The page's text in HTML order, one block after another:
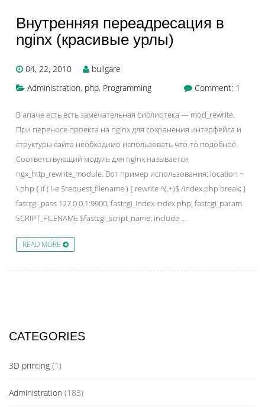
Внутренняя переадресация в
nginx (красивые урлы)
04, 22, 2010
bullgare
Administration, php, Programming Comment: 1
В апаче есть есть замечательная библиотека — mod_rewrite.
При переносе проекта на nginx для сохранения интерфейса и
структуры сайта необходимо использовать что-то подобное.
Соответствующий модуль для nginx называется
ngx_http_rewrite_module. Вот пример использования: location ~
\.php { if ( !-e $request_filename ) { rewrite ^(.+)$ /index.php break; }
fastcgi_pass 127.0.0.1:9900; fastcgi_index index.php; fastcgi_param
SCRIPT_FILENAME $fastcgi_script_name; include …
READ MORE
CATEGORIES
3D printing (1)
Administration (183)